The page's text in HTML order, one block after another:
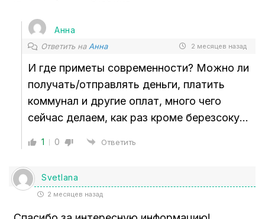
Анна
Ответить на Анна 2 месяцев назад
И где приметы современности? Можно ли
получать/отправлять деньги, платить
коммунал и другие оплат, много чего
сейчас делаем, как раз кроме березсоку…
1 0 Ответить
Svetlana
2 месяцев назад